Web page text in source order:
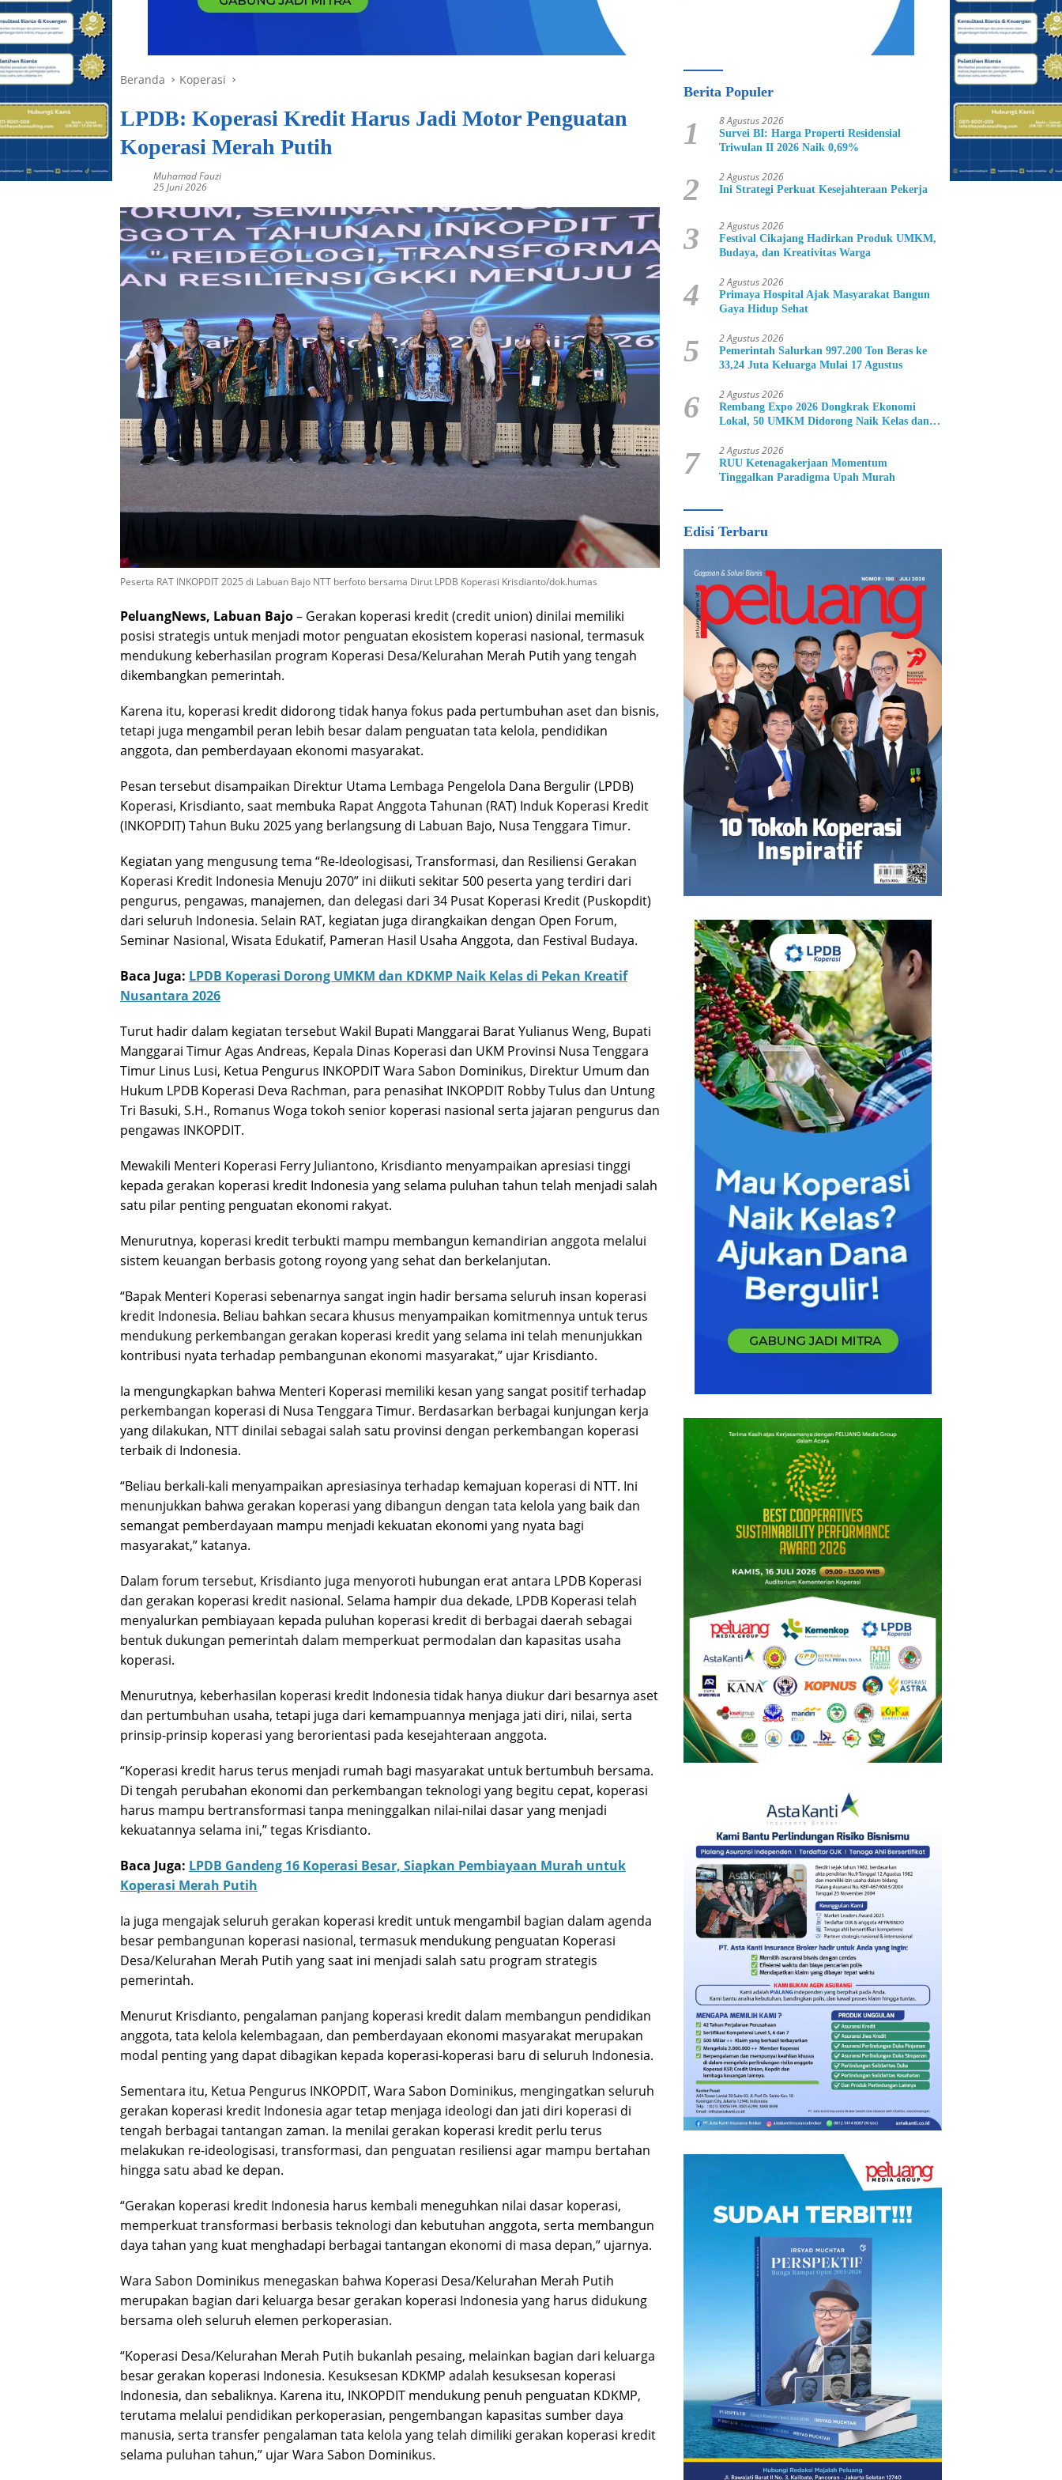
Beranda Koperasi
LPDB: Koperasi Kredit Harus Jadi Motor Penguatan
Koperasi Merah Putih
Muhamad Fauzi
25 Juni 2026
Peserta RAT INKOPDIT 2025 di Labuan Bajo NTT berfoto bersama Dirut LPDB Koperasi Krisdianto/dok.humas
PeluangNews, Labuan Bajo– Gerakan koperasi kredit (credit union) dinilai memiliki
posisi strategis untuk menjadi motor penguatan ekosistem koperasi nasional, termasuk
mendukung keberhasilan program Koperasi Desa/Kelurahan Merah Putih yang tengah
dikembangkan pemerintah.
Karena itu, koperasi kredit didorong tidak hanya fokus pada pertumbuhan aset dan bisnis,
tetapi juga mengambil peran lebih besar dalam penguatan tata kelola, pendidikan
anggota, dan pemberdayaan ekonomi masyarakat.
Pesan tersebut disampaikan Direktur Utama Lembaga Pengelola Dana Bergulir (LPDB)
Koperasi, Krisdianto, saat membuka Rapat Anggota Tahunan (RAT) Induk Koperasi Kredit
(INKOPDIT) Tahun Buku 2025 yang berlangsung di Labuan Bajo, Nusa Tenggara Timur.
Kegiatan yang mengusung tema “Re-Ideologisasi, Transformasi, dan Resiliensi Gerakan
Koperasi Kredit Indonesia Menuju 2070” ini diikuti sekitar 500 peserta yang terdiri dari
pengurus, pengawas, manajemen, dan delegasi dari 34 Pusat Koperasi Kredit (Puskopdit)
dari seluruh Indonesia. Selain RAT, kegiatan juga dirangkaikan dengan Open Forum,
Seminar Nasional, Wisata Edukatif, Pameran Hasil Usaha Anggota, dan Festival Budaya.
Baca Juga: LPDB Koperasi Dorong UMKM dan KDKMP Naik Kelas di Pekan Kreatif
Nusantara 2026
Turut hadir dalam kegiatan tersebut Wakil Bupati Manggarai Barat Yulianus Weng, Bupati
Manggarai Timur Agas Andreas, Kepala Dinas Koperasi dan UKM Provinsi Nusa Tenggara
Timur Linus Lusi, Ketua Pengurus INKOPDIT Wara Sabon Dominikus, Direktur Umum dan
Hukum LPDB Koperasi Deva Rachman, para penasihat INKOPDIT Robby Tulus dan Untung
Tri Basuki, S.H., Romanus Woga tokoh senior koperasi nasional serta jajaran pengurus dan
pengawas INKOPDIT.
Mewakili Menteri Koperasi Ferry Juliantono, Krisdianto menyampaikan apresiasi tinggi
kepada gerakan koperasi kredit Indonesia yang selama puluhan tahun telah menjadi salah
satu pilar penting penguatan ekonomi rakyat.
Menurutnya, koperasi kredit terbukti mampu membangun kemandirian anggota melalui
sistem keuangan berbasis gotong royong yang sehat dan berkelanjutan.
“Bapak Menteri Koperasi sebenarnya sangat ingin hadir bersama seluruh insan koperasi
kredit Indonesia. Beliau bahkan secara khusus menyampaikan komitmennya untuk terus
mendukung perkembangan gerakan koperasi kredit yang selama ini telah menunjukkan
kontribusi nyata terhadap pembangunan ekonomi masyarakat,” ujar Krisdianto.
Ia mengungkapkan bahwa Menteri Koperasi memiliki kesan yang sangat positif terhadap
perkembangan koperasi di Nusa Tenggara Timur. Berdasarkan berbagai kunjungan kerja
yang dilakukan, NTT dinilai sebagai salah satu provinsi dengan perkembangan koperasi
terbaik di Indonesia.
“Beliau berkali-kali menyampaikan apresiasinya terhadap kemajuan koperasi di NTT. Ini
menunjukkan bahwa gerakan koperasi yang dibangun dengan tata kelola yang baik dan
semangat pemberdayaan mampu menjadi kekuatan ekonomi yang nyata bagi
masyarakat,” katanya.
Dalam forum tersebut, Krisdianto juga menyoroti hubungan erat antara LPDB Koperasi
dan gerakan koperasi kredit nasional. Selama hampir dua dekade, LPDB Koperasi telah
menyalurkan pembiayaan kepada puluhan koperasi kredit di berbagai daerah sebagai
bentuk dukungan pemerintah dalam memperkuat permodalan dan kapasitas usaha
koperasi.
Menurutnya, keberhasilan koperasi kredit Indonesia tidak hanya diukur dari besarnya aset
dan pertumbuhan usaha, tetapi juga dari kemampuannya menjaga jati diri, nilai, serta
prinsip-prinsip koperasi yang berorientasi pada kesejahteraan anggota.
“Koperasi kredit harus terus menjadi rumah bagi masyarakat untuk bertumbuh bersama.
Di tengah perubahan ekonomi dan perkembangan teknologi yang begitu cepat, koperasi
harus mampu bertransformasi tanpa meninggalkan nilai-nilai dasar yang menjadi
kekuatannya selama ini,” tegas Krisdianto.
Baca Juga: LPDB Gandeng 16 Koperasi Besar, Siapkan Pembiayaan Murah untuk
Koperasi Merah Putih
Ia juga mengajak seluruh gerakan koperasi kredit untuk mengambil bagian dalam agenda
besar pembangunan koperasi nasional, termasuk mendukung penguatan Koperasi
Desa/Kelurahan Merah Putih yang saat ini menjadi salah satu program strategis
pemerintah.
Menurut Krisdianto, pengalaman panjang koperasi kredit dalam membangun pendidikan
anggota, tata kelola kelembagaan, dan pemberdayaan ekonomi masyarakat merupakan
modal penting yang dapat dibagikan kepada koperasi-koperasi baru di seluruh Indonesia.
Sementara itu, Ketua Pengurus INKOPDIT, Wara Sabon Dominikus, mengingatkan seluruh
gerakan koperasi kredit Indonesia agar tetap menjaga ideologi dan jati diri koperasi di
tengah berbagai tantangan zaman. Ia menilai gerakan koperasi kredit perlu terus
melakukan re-ideologisasi, transformasi, dan penguatan resiliensi agar mampu bertahan
hingga satu abad ke depan.
“Gerakan koperasi kredit Indonesia harus kembali meneguhkan nilai dasar koperasi,
memperkuat transformasi berbasis teknologi dan kebutuhan anggota, serta membangun
daya tahan yang kuat menghadapi berbagai tantangan ekonomi di masa depan,” ujarnya.
Wara Sabon Dominikus menegaskan bahwa Koperasi Desa/Kelurahan Merah Putih
merupakan bagian dari keluarga besar gerakan koperasi Indonesia yang harus didukung
bersama oleh seluruh elemen perkoperasian.
“Koperasi Desa/Kelurahan Merah Putih bukanlah pesaing, melainkan bagian dari keluarga
besar gerakan koperasi Indonesia. Kesuksesan KDKMP adalah kesuksesan koperasi
Indonesia, dan sebaliknya. Karena itu, INKOPDIT mendukung penuh penguatan KDKMP,
terutama melalui pendidikan perkoperasian, pengembangan kapasitas sumber daya
manusia, serta transfer pengalaman tata kelola yang telah dimiliki gerakan koperasi kredit
selama puluhan tahun,” ujar Wara Sabon Dominikus.
Berita Populer
1 8 Agustus 2026
Survei BI: Harga Properti Residensial
Triwulan II 2026 Naik 0,69%
2 2 Agustus 2026
Ini Strategi Perkuat Kesejahteraan Pekerja
3 2 Agustus 2026
Festival Cikajang Hadirkan Produk UMKM,
Budaya, dan Kreativitas Warga
4 2 Agustus 2026
Primaya Hospital Ajak Masyarakat Bangun
Gaya Hidup Sehat
5 2 Agustus 2026
Pemerintah Salurkan 997.200 Ton Beras ke
33,24 Juta Keluarga Mulai 17 Agustus
6 2 Agustus 2026
Rembang Expo 2026 Dongkrak Ekonomi
Lokal, 50 UMKM Didorong Naik Kelas dan
7 2 Agustus 2026
RUU Ketenagakerjaan Momentum
Tinggalkan Paradigma Upah Murah
Edisi Terbaru